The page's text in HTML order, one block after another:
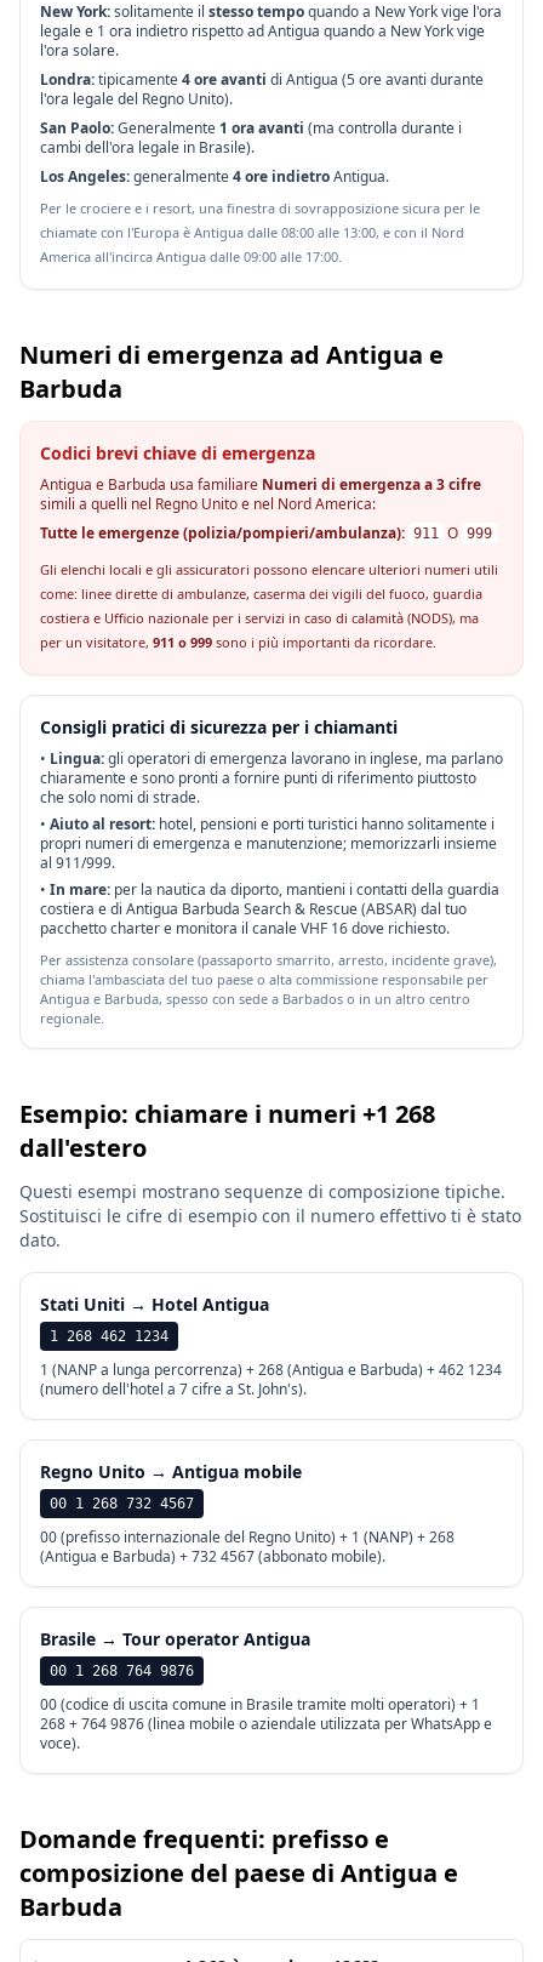
New York:solitamente il stesso tempoquando a New York vige l'ora
legale e 1 ora indietro rispetto ad Antigua quando a New York vige
l'ora solare.
Londra:tipicamente4 ore avanti di Antigua (5 ore avanti durante
l'ora legale del Regno Unito).
San Paolo:Generalmente 1 ora avanti (ma controlla durante i
cambi dell'ora legale in Brasile).
Los Angeles:generalmente4 ore indietroAntigua.
Per le crociere e i resort, una finestra di sovrapposizione sicura per le
chiamate con l'Europa è Antigua dalle 08:00 alle 13:00, e con il Nord
America all'incirca Antigua dalle 09:00 alle 17:00.
Numeri di emergenza ad Antigua e
Barbuda
Codici brevi chiave di emergenza
Antigua e Barbuda usa familiare Numeri di emergenza a 3 cifre
simili a quelli nel Regno Unito e nel Nord America:
Tutte le emergenze (polizia/pompieri/ambulanza): 911 O 999
Gli elenchi locali e gli assicuratori possono elencare ulteriori numeri utili
come: linee dirette di ambulanze, caserma dei vigili del fuoco, guardia
costiera e Ufficio nazionale per i servizi in caso di calamità (NODS), ma
per un visitatore, 911 o 999 sono i più importanti da ricordare.
Consigli pratici di sicurezza per i chiamanti
• Lingua:gli operatori di emergenza lavorano in inglese, ma parlano
chiaramente e sono pronti a fornire punti di riferimento piuttosto
che solo nomi di strade.
• Aiuto al resort: hotel, pensioni e porti turistici hanno solitamente i
propri numeri di emergenza e manutenzione; memorizzarli insieme
al 911/999.
• In mare: per la nautica da diporto, mantieni i contatti della guardia
costiera e di Antigua Barbuda Search & Rescue (ABSAR) dal tuo
pacchetto charter e monitora il canale VHF 16 dove richiesto.
Per assistenza consolare (passaporto smarrito, arresto, incidente grave),
chiama l'ambasciata del tuo paese o alta commissione responsabile per
Antigua e Barbuda, spesso con sede a Barbados o in un altro centro
regionale.
Esempio: chiamare i numeri +1 268
dall'estero
Questi esempi mostrano sequenze di composizione tipiche.
Sostituisci le cifre di esempio con il numero effettivo ti è stato
dato.
Stati Uniti → Hotel Antigua
1 268 462 1234
1 (NANP a lunga percorrenza) + 268 (Antigua e Barbuda) + 462 1234
(numero dell'hotel a 7 cifre a St. John's).
Regno Unito → Antigua mobile
00 1 268 732 4567
00 (prefisso internazionale del Regno Unito) + 1 (NANP) + 268
(Antigua e Barbuda) + 732 4567 (abbonato mobile).
Brasile → Tour operator Antigua
00 1 268 764 9876
00 (codice di uscita comune in Brasile tramite molti operatori) + 1
268 + 764 9876 (linea mobile o aziendale utilizzata per WhatsApp e
voce).
Domande frequenti: prefisso e
composizione del paese di Antigua e
Barbuda